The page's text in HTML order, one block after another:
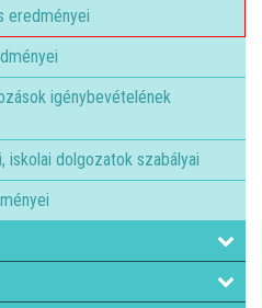
eredményei
igénybevételének
iskolai dolgozatok szabályai